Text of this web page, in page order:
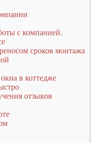
с компанией.
сроков монтажа
в коттедже
отзывов